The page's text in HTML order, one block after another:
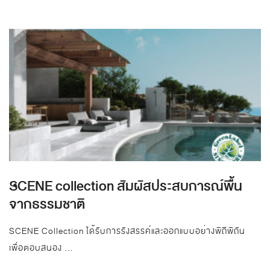
SCENE collection สัมผัสประสบการณ์พื้น
จากธรรมชาติ
SCENE Collection ได้รับการรังสรรค์และออกแบบอย่างพิถีพิถัน
เพื่อตอบสนอง …